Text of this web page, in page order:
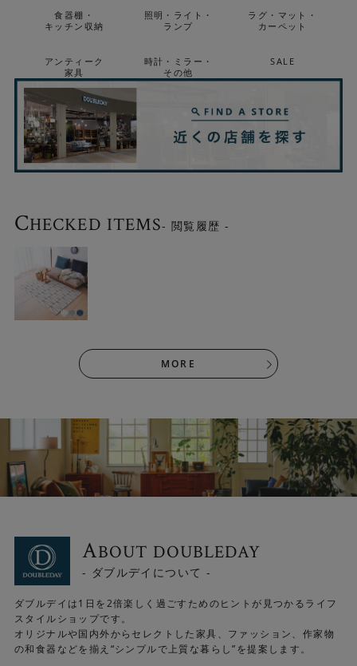
毛足が短く、素足にも心地よいなめらかな触感です。
食器棚・
キッチン収納
照明・ライト・
ランプ
ラグ・マット・
カーペット
アンティーク
家具
時計・ミラー・
その他
SALE
CHECKED ITEMS- 閲覧履歴 -
MORE
ABOUT DOUBLEDAY
- ダブルデイについて -
ダブルデイは1日を2倍楽しく過ごすためのヒントが見つかるライフ
スタイルショップです。
オリジナルや国内外からセレクトした家具、ファッション、作家物
の和食器などを揃え“シンプルで上質な暮らし”を提案します。